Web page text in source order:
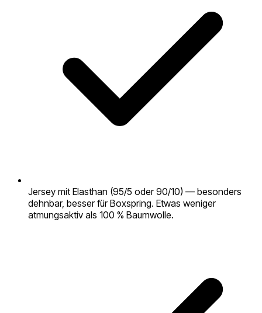
Jersey mit Elasthan (95/5 oder 90/10) — besonders
dehnbar, besser für Boxspring. Etwas weniger
atmungsaktiv als 100 % Baumwolle.